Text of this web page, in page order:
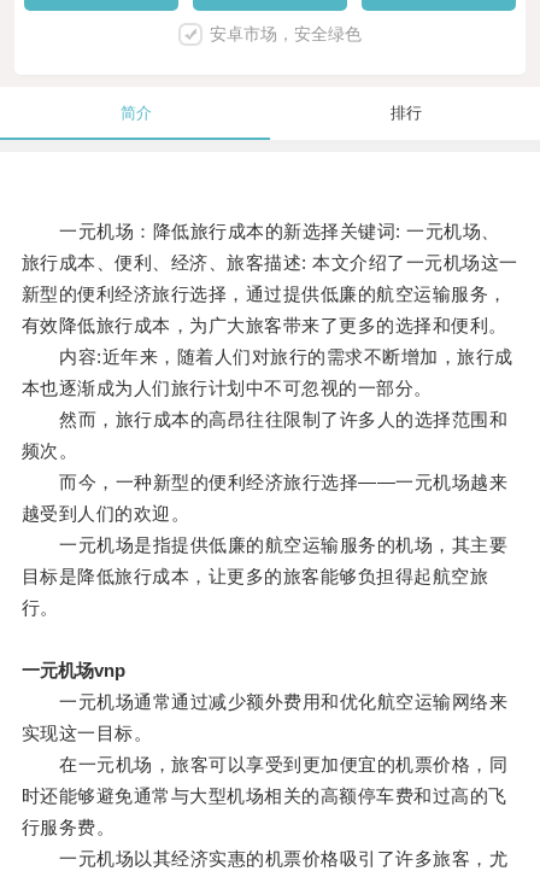
安卓市场，安全绿色
简介 排行
一元机场：降低旅行成本的新选择关键词: 一元机场、
旅行成本、便利、经济、旅客描述: 本文介绍了一元机场这一
新型的便利经济旅行选择，通过提供低廉的航空运输服务，
有效降低旅行成本，为广大旅客带来了更多的选择和便利。
内容:近年来，随着人们对旅行的需求不断增加，旅行成
本也逐渐成为人们旅行计划中不可忽视的一部分。
然而，旅行成本的高昂往往限制了许多人的选择范围和
频次。
而今，一种新型的便利经济旅行选择——一元机场越来
越受到人们的欢迎。
一元机场是指提供低廉的航空运输服务的机场，其主要
目标是降低旅行成本，让更多的旅客能够负担得起航空旅
行。
一元机场vnp
一元机场通常通过减少额外费用和优化航空运输网络来
实现这一目标。
在一元机场，旅客可以享受到更加便宜的机票价格，同
时还能够避免通常与大型机场相关的高额停车费和过高的飞
行服务费。
一元机场以其经济实惠的机票价格吸引了许多旅客，尤